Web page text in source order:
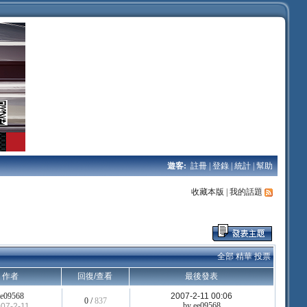
遊客:註冊|登錄|統計|幫助
收藏本版 |我的話題
全部 精華 投票
作者 回復/查看 最後發表
0 /837
2007-2-11 00:06